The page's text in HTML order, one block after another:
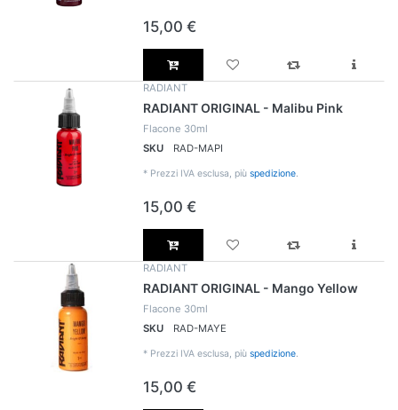
15,00 €
RADIANT
RADIANT ORIGINAL - Malibu Pink
Flacone 30ml
SKU
RAD-MAPI
* Prezzi IVA esclusa, più spedizione.
15,00 €
RADIANT
RADIANT ORIGINAL - Mango Yellow
Flacone 30ml
SKU
RAD-MAYE
* Prezzi IVA esclusa, più spedizione.
15,00 €